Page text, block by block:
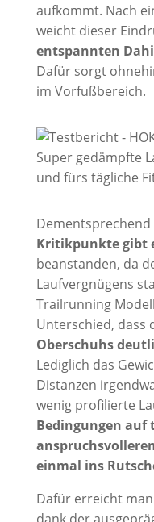
aufkommt. Nach
weicht dieser
entspannten
Dafür sorgt
im Vorfußbereich.
Dementsprechend
Kritikpunkte gibt
beanstanden, da
Laufvergnügens
Trailrunning Modell
Unterschied, dass
Oberschuhs
Lediglich das
Distanzen
wenig profilierte
Bedingungen auf
einmal ins
Dafür erreicht